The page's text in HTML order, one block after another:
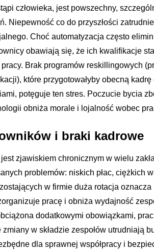
człowieka, jest powszechny,
Niepewność co do przyszłości
Choć automatyzacja często
obawiają się, że ich kwalifikacje
Brak programów reskillingowych
które przygotowałyby obecną kadrę
potęguje ten stres. Poczucie bycia
obniża morale i lojalność wobec
i braki kadrowe
zjawiskiem chronicznym w wielu
problemów: niskich płac, ciężkich
w firmie duża rotacja
pracę i obniża wydajność
dodatkowymi obowiązkami,
w składzie zespołów utrudniają
dla sprawnej współpracy i